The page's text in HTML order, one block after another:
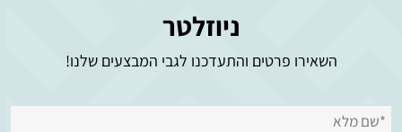
ניוזלטר
השאירו פרטים והתעדכנו לגבי המבצעים שלנו!